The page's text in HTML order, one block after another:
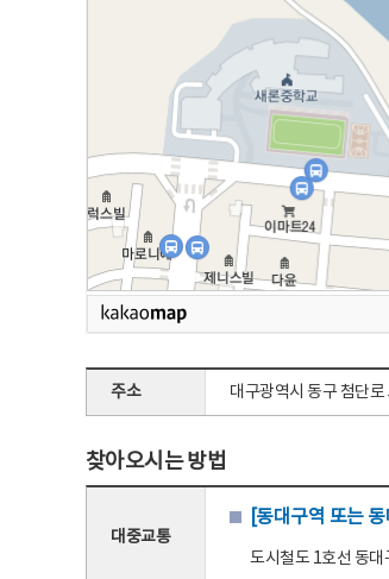
주소 대구광역시 동구 첨단
찾아오시는 방법
대중교통
[동대구역 또는
도시철도 1호선 동